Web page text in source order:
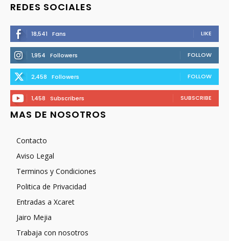
REDES SOCIALES
18,541 Fans LIKE
1,954 Followers FOLLOW
2,458 Followers FOLLOW
1,458 Subscribers SUBSCRIBE
MAS DE NOSOTROS
Contacto
Aviso Legal
Terminos y Condiciones
Politica de Privacidad
Entradas a Xcaret
Jairo Mejia
Trabaja con nosotros